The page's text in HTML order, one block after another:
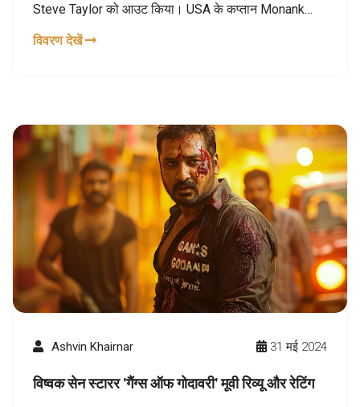
Steve Taylor को आउट किया। USA के कप्तान Monank
Dhaliwal ने टूर्नामेंट का पहला अर्धशतक पूरा किया।
विवरण देखें
Ashvin Khairnar 31 मई 2024
विष्वक सेन स्टारर 'गैंग्स ऑफ गोदावरी' मूवी रिव्यू और रेटिंग